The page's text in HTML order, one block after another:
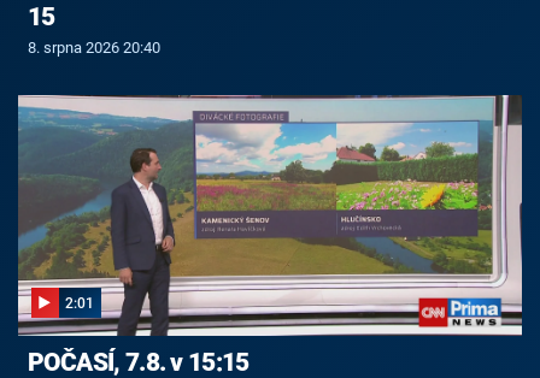
15
8. srpna 2026 20:40
2:01
POČASÍ, 7.8. v 15:15